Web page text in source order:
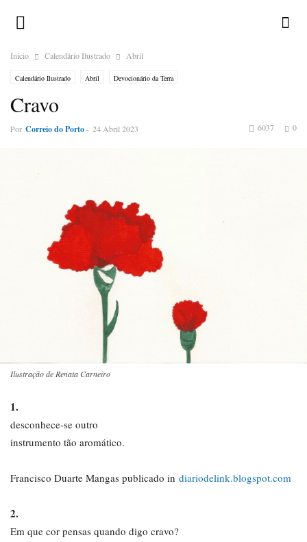
Inicio Calendário Ilustrado Abril
Calendário Ilustrado Abril Devocionário da Terra
Cravo
Por Correio do Porto- 24 Abril 2023 0
6037
Ilustração de Renata Carneiro
1.
desconhece-se outro
instrumento tão aromático.
Francisco Duarte Mangas publicado in diariodelink.blogspot.com
2.
Em que cor pensas quando digo cravo?